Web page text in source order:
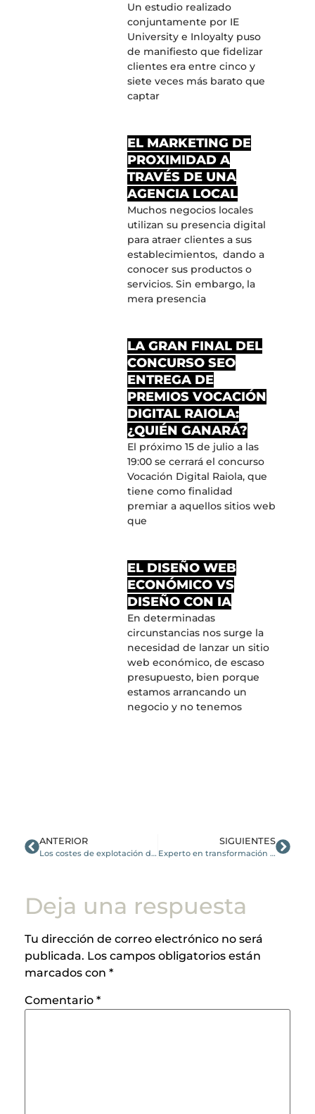
Un estudio realizado
conjuntamente por IE
University e Inloyalty puso
de manifiesto que fidelizar
clientes era entre cinco y
siete veces más barato que
captar
EL MARKETING DE
PROXIMIDAD A
TRAVÉS DE UNA
AGENCIA LOCAL
Muchos negocios locales
utilizan su presencia digital
para atraer clientes a sus
establecimientos, dando a
conocer sus productos o
servicios. Sin embargo, la
mera presencia
LA GRAN FINAL DEL
CONCURSO SEO
ENTREGA DE
PREMIOS VOCACIÓN
DIGITAL RAIOLA:
¿QUIÉN GANARÁ?
El próximo 15 de julio a las
19:00 se cerrará el concurso
Vocación Digital Raiola, que
tiene como finalidad
premiar a aquellos sitios web
que
EL DISEÑO WEB
ECONÓMICO VS
DISEÑO CON IA
En determinadas
circunstancias nos surge la
necesidad de lanzar un sitio
web económico, de escaso
presupuesto, bien porque
estamos arrancando un
negocio y no tenemos
ANTERIOR
Los costes de explotación del comercio electrónico
SIGUIENTES
Experto en transformación digital: ya estás tardando en contratarlo
Deja una respuesta
Tu dirección de correo electrónico no será
publicada. Los campos obligatorios están
marcados con *
Comentario *